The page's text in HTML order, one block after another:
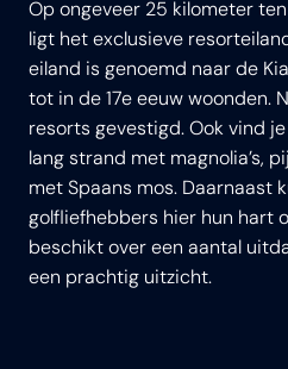
Op ongeveer 25 kilometer
ligt het exclusieve
eiland is genoemd naar de
tot in de 17e eeuw woonden.
resorts gevestigd. Ook vind
lang strand met magnolia’s,
met Spaans mos. Daarnaast
golfliefhebbers hier hun hart
beschikt over een aantal
een prachtig uitzicht.